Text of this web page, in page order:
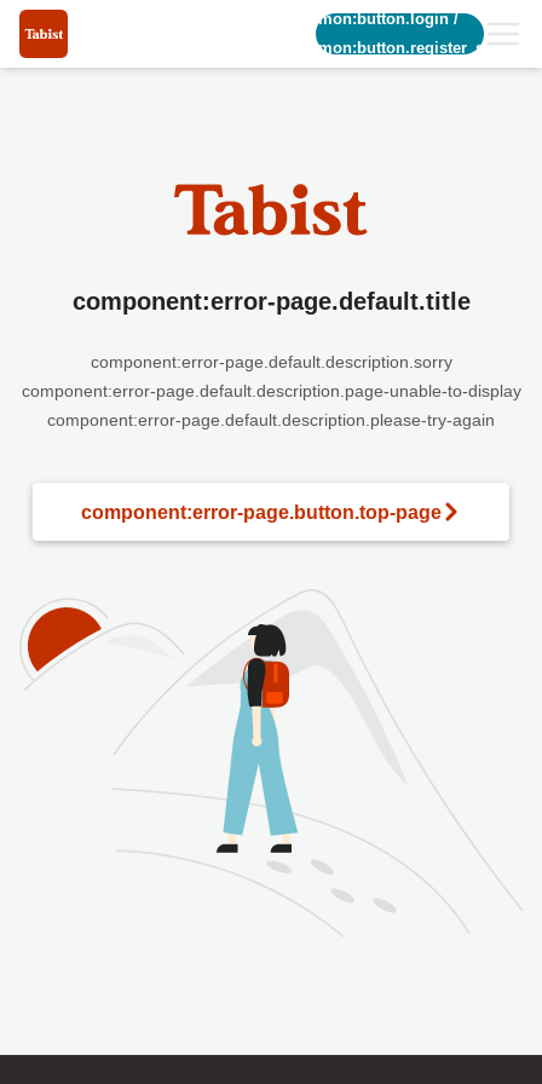
common:button.login/
common:button.register_short
component:error-page.default.title
component:error-page.default.description.sorry
component:error-page.default.description.page-unable-to-display
component:error-page.default.description.please-try-again
component:error-page.button.top-page